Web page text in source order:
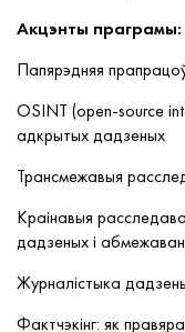
Акцэнты праграмы:
Папярэдняя
OSINT (open-source
адкрытых дадзеных
Трансмежавыя
Краінавыя
дадзеных і
Журналістыка
Фактчэкінг: як